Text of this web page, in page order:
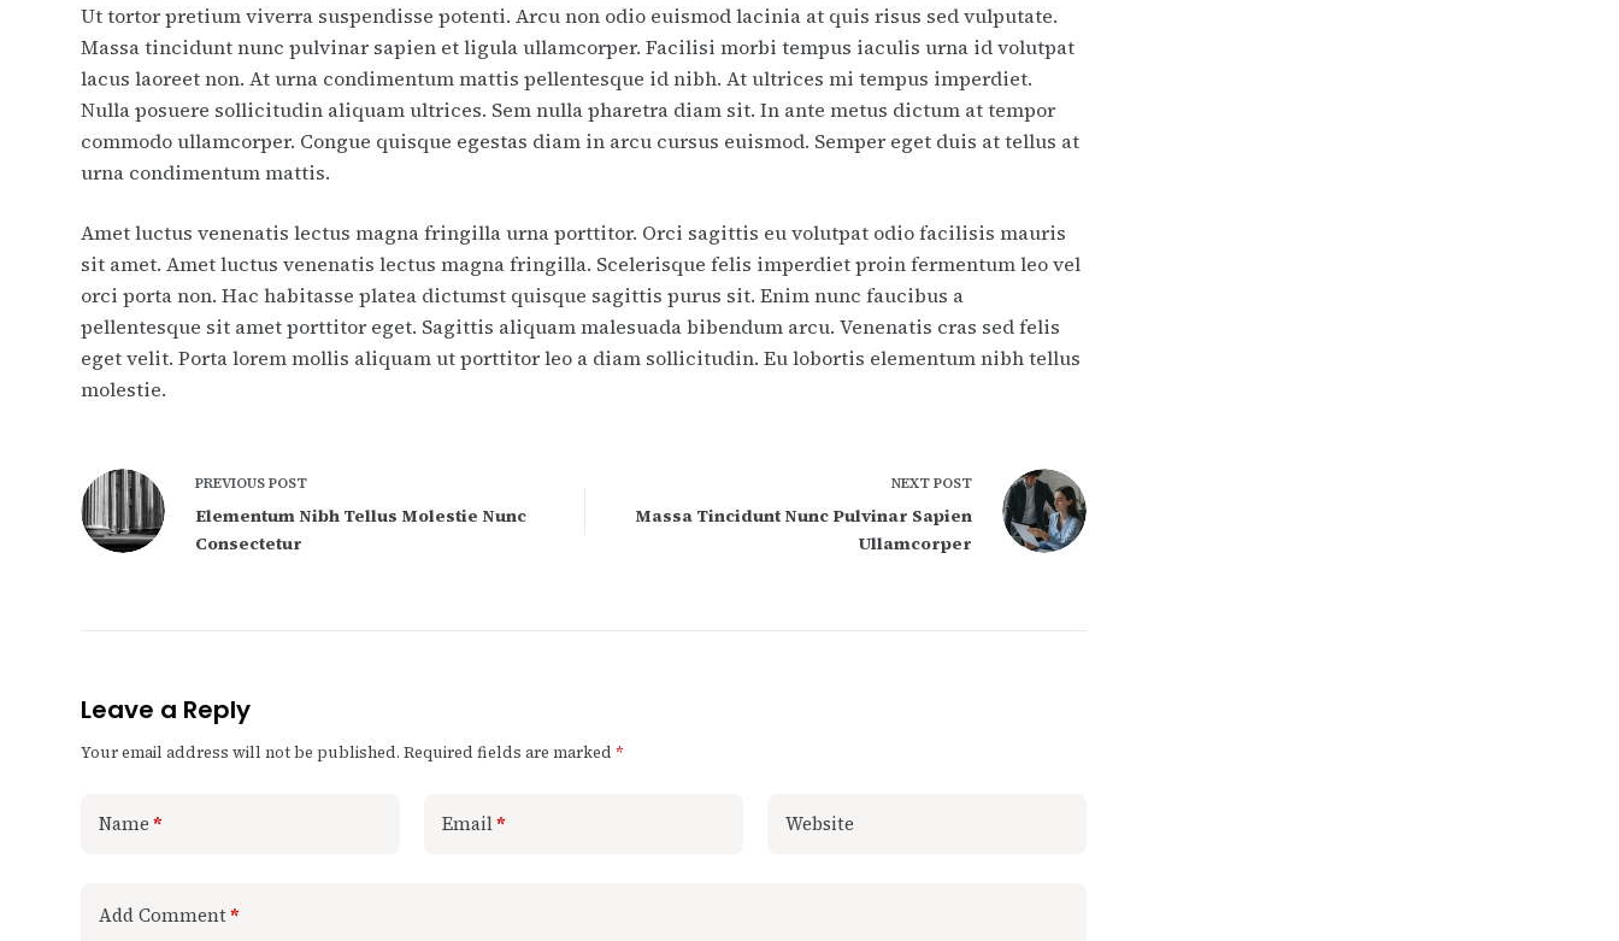
Ut tortor pretium viverra suspendisse potenti. Arcu non odio euismod lacinia at quis risus sed vulputate.
Massa tincidunt nunc pulvinar sapien et ligula ullamcorper. Facilisi morbi tempus iaculis urna id volutpat
lacus laoreet non. At urna condimentum mattis pellentesque id nibh. At ultrices mi tempus imperdiet.
Nulla posuere sollicitudin aliquam ultrices. Sem nulla pharetra diam sit. In ante metus dictum at tempor
commodo ullamcorper. Congue quisque egestas diam in arcu cursus euismod. Semper eget duis at tellus at
urna condimentum mattis.
Amet luctus venenatis lectus magna fringilla urna porttitor. Orci sagittis eu volutpat odio facilisis mauris
sit amet. Amet luctus venenatis lectus magna fringilla. Scelerisque felis imperdiet proin fermentum leo vel
orci porta non. Hac habitasse platea dictumst quisque sagittis purus sit. Enim nunc faucibus a
pellentesque sit amet porttitor eget. Sagittis aliquam malesuada bibendum arcu. Venenatis cras sed felis
eget velit. Porta lorem mollis aliquam ut porttitor leo a diam sollicitudin. Eu lobortis elementum nibh tellus
molestie.
PREVIOUSPOST
Elementum Nibh Tellus Molestie Nunc
Consectetur
NEXTPOST
Massa Tincidunt Nunc Pulvinar Sapien
Ullamcorper
Leave a Reply
Your email address will not be published. Required fields are marked*
Name* Email* Website
Add Comment*